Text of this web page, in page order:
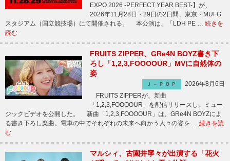
EXPO 2026 -PERFECT YEAR BEST-】が、
2026年11月28日・29日の2日間、東京・MUFG
スタジアム（国立競技場）にて開催される。 本公演は、「LDH PE … 続きを
読む
FRUITS ZIPPER、GRe4N BOYZ書き下
ろし「1,2,3,FOOOOUR」MVに自然体の
姿
Ｊ－ＰＯＰ
2026年8月6日
FRUITS ZIPPERが、新曲
「1,2,3,FOOOOUR」を配信リリースし、ミュー
ジックビデオを公開した。 新曲「1,2,3,FOOOOUR」は、GRe4N BOYZによ
る書き下ろし楽曲。電車の中でそれぞれの未来へ向かう人々の姿を … 続きを読
む
マルシィ、古園井寧々が出演する「花火